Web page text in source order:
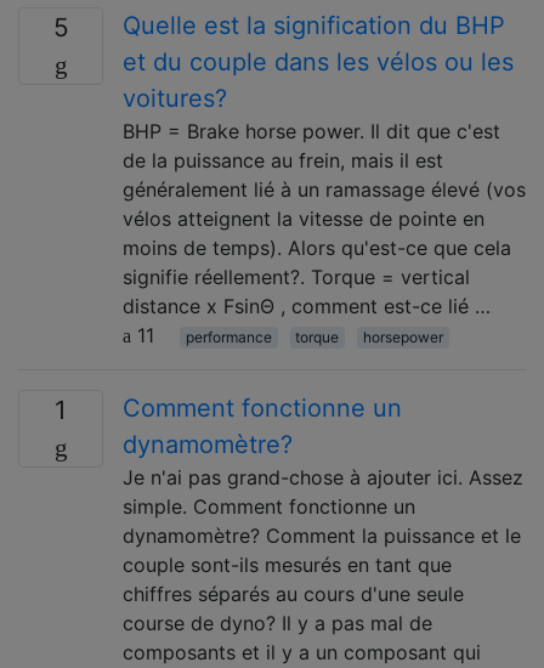
5
Quelle est la signification du BHP
et du couple dans les vélos ou les
voitures?
BHP = Brake horse power. Il dit que c'est
de la puissance au frein, mais il est
généralement lié à un ramassage élevé (vos
vélos atteignent la vitesse de pointe en
moins de temps). Alors qu'est-ce que cela
signifie réellement?. Torque = vertical
distance x FsinΘ , comment est-ce lié …
11
performance torque horsepower
1
Comment fonctionne un
dynamomètre?
Je n'ai pas grand-chose à ajouter ici. Assez
simple. Comment fonctionne un
dynamomètre? Comment la puissance et le
couple sont-ils mesurés en tant que
chiffres séparés au cours d'une seule
course de dyno? Il y a pas mal de
composants et il y a un composant qui